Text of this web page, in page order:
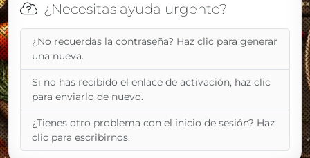
¿Necesitas ayuda urgente?
¿No recuerdas la contraseña? Haz clic para generar
una nueva.
Si no has recibido el enlace de activación, haz clic
para enviarlo de nuevo.
¿Tienes otro problema con el inicio de sesión? Haz
clic para escribirnos.